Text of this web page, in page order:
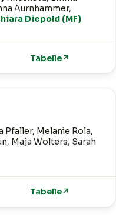
Aurnhammer,
Diepold (MF)
Tabelle↗
Pfaller, Melanie Rola,
Maja Wolters, Sarah
Tabelle↗